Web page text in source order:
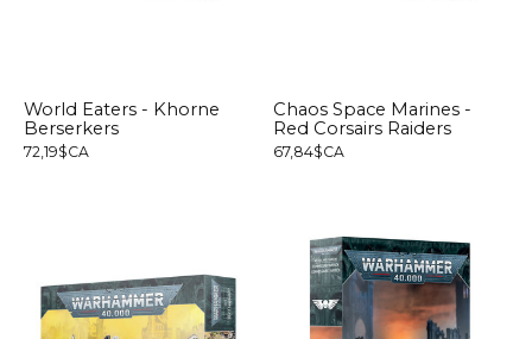
World Eaters - Khorne
Berserkers
72,19$CA
Chaos Space Marines -
Red Corsairs Raiders
67,84$CA